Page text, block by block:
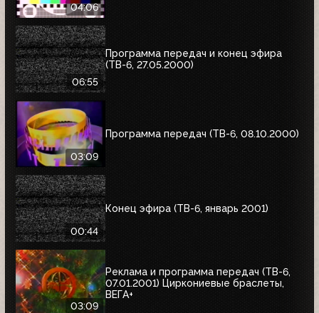
04:06
06:55
Программа передач и конец эфира
(ТВ-6, 27.05.2000)
03:09
Программа передач (ТВ-6, 08.10.2000)
00:44
Конец эфира (ТВ-6, январь 2001)
03:09
Реклама и программа передач (ТВ-6,
07.01.2001) Циркониевые браслеты,
ВЕГА+